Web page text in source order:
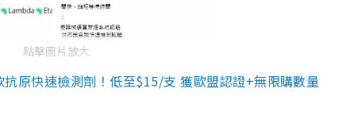
點擊圖片放大
原快速檢測劑！低至$15/支 獲歐盟認證+無限購數量